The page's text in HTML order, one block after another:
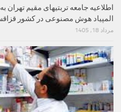
اطلاعیه جامعه تربتیهای مقیم
المپیاد هوش مصنوعی در کشور
مرداد 18, 1405